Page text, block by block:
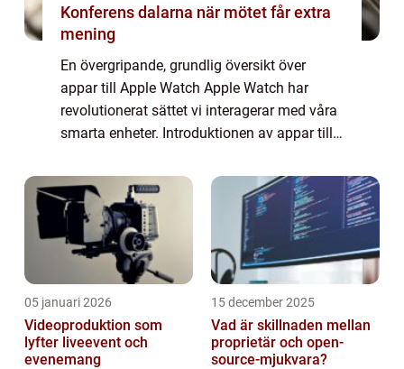
Konferens dalarna när mötet får extra
mening
En övergripande, grundlig översikt över
appar till Apple Watch Apple Watch har
revolutionerat sättet vi interagerar med våra
smarta enheter. Introduktionen av appar till
användare möjlighet att förlänga fun...
05 januari 2026
Videoproduktion som
lyfter liveevent och
evenemang
15 december 2025
Vad är skillnaden mellan
proprietär och open-
source-mjukvara?